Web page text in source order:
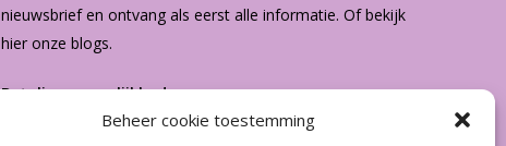
Beheer cookie toestemming
nieuwsbriefen ontvang als eerst alle informatie. Of bekijk
hier onzeblogs.
Betalingsmogelijkheden